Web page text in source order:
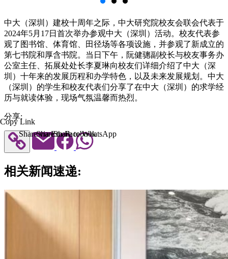
中大（深圳）建校十周年之际，中大研究院校友会联会代表于
2024年5月17日首次举办参观中大（深圳）活动。校友代表参
观了图书馆、体育馆、田径场等各项设施，并参观了新成立的
第七书院和厚含书院。当日下午，阮健骢副校长与校友事务办
公室主任、拓展处处长李夏琳向校友们详细介绍了中大（深
圳）十年来的发展历程和办学特色，以及未来发展规划。中大
（深圳）的学生和校友代表们分享了在中大（深圳）的求学经
历与就读体验，现场气氛温馨而热烈。
分享:
Copy Link
Share via Email
Share to Facebook
Share to WhatsApp
相关新闻速递: